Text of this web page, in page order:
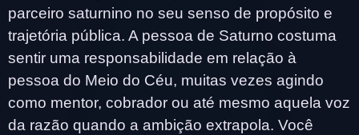
parceiro saturnino no seu senso de propósito e
trajetória pública. A pessoa de Saturno costuma
sentir uma responsabilidade em relação à
pessoa do Meio do Céu, muitas vezes agindo
como mentor, cobrador ou até mesmo aquela voz
da razão quando a ambição extrapola. Você